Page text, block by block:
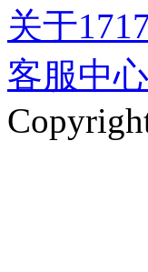
关于
客服中心